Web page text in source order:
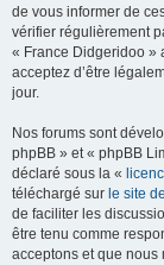
de vous informer de
vérifier régulièrement
« France Didgeridoo »
acceptez d’être
jour.
Nos forums sont
phpBB » et « phpBB
déclaré sous la «
téléchargé sur le site
de faciliter les
être tenu comme
acceptons et que nous